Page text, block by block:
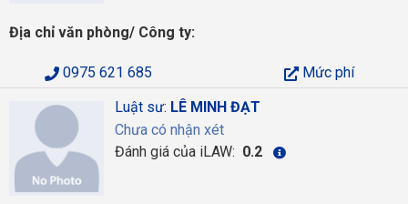
Địa chỉ văn phòng/ Công ty:
0975 621 685
Mức phí
Luật sư: LÊ MINH ĐẠT
Chưa có nhận xét
Đánh giá của iLAW: 0.2